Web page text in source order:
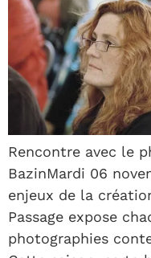
Rencontre avec le
BazinMardi 06
enjeux de la
Passage expose
photographies